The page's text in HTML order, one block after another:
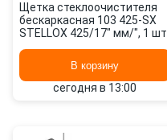
Щетка стеклоочистителя
бескаркасная 103 425-SX
STELLOX 425/17" мм/", 1 шт.
В корзину
сегодня в 13:00